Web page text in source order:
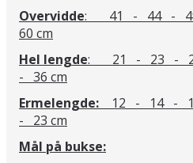
Overvidde: 41 - 44 -
60 cm
Hel lengde: 21 - 23 -
- 36 cm
Ermelengde: 12 - 14 -
- 23 cm
Mål på bukse: